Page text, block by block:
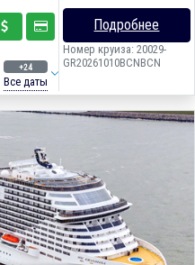
+24
Все даты
Подробнее
Номер круиза: 20029-
GR20261010BCNBCN